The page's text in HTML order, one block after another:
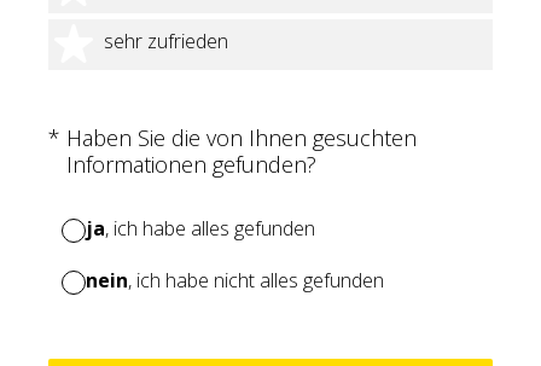
sehr zufrieden
5 Sterne
* Haben Sie die von Ihnen gesuchten
Informationen gefunden?
(Erforderlich.)
ja, ich habe alles gefunden
nein, ich habe nicht alles gefunden